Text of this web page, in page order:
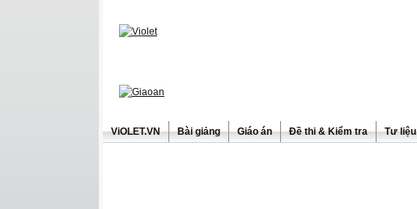
ViOLET.VN Bài giảng Giáo án Đề thi & Kiểm tra Tư liệu